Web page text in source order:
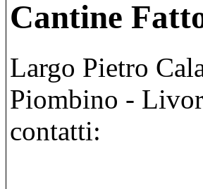
Cantine
Largo Pietro
Piombino -
contatti: